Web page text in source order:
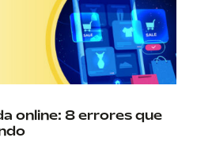
online: 8 errores que